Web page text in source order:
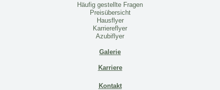
Häufig gestellte Fragen
Preisübersicht
Hausflyer
Karriereflyer
Azubiflyer
Galerie
Karriere
Kontakt